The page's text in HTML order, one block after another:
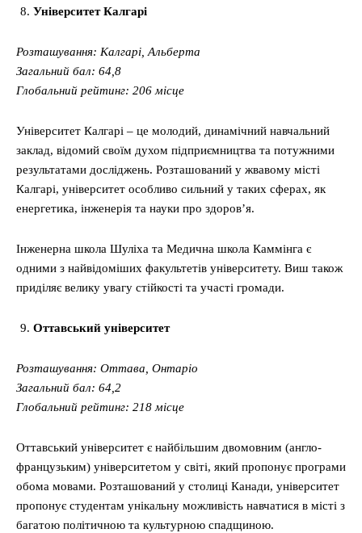
Університет Калгарі
Розташування: Калгарі, Альберта
Загальний бал: 64,8
Глобальний рейтинг: 206 місце
Університет Калгарі – це молодий, динамічний навчальний
заклад, відомий своїм духом підприємництва та потужними
результатами досліджень. Розташований у жвавому місті
Калгарі, університет особливо сильний у таких сферах, як
енергетика, інженерія та науки про здоров’я.
Інженерна школа Шуліха та Медична школа Каммінга є
одними з найвідоміших факультетів університету. Виш також
приділяє велику увагу стійкості та участі громади.
Оттавський університет
Розташування: Оттава, Онтаріо
Загальний бал: 64,2
Глобальний рейтинг: 218 місце
Оттавський університет є найбільшим двомовним (англо-
французьким) університетом у світі, який пропонує програми
обома мовами. Розташований у столиці Канади, університет
пропонує студентам унікальну можливість навчатися в місті з
багатою політичною та культурною спадщиною.